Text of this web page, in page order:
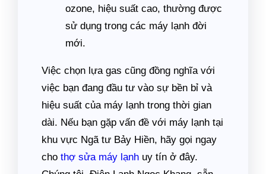
ozone, hiệu suất cao, thường được
sử dụng trong các máy lạnh đời
mới.
Việc chọn lựa gas cũng đồng nghĩa với
việc bạn đang đầu tư vào sự bền bỉ và
hiệu suất của máy lạnh trong thời gian
dài. Nếu bạn gặp vấn đề với máy lạnh tại
khu vực Ngã tư Bảy Hiền, hãy gọi ngay
cho thợ sửa máy lạnh uy tín ở đây.